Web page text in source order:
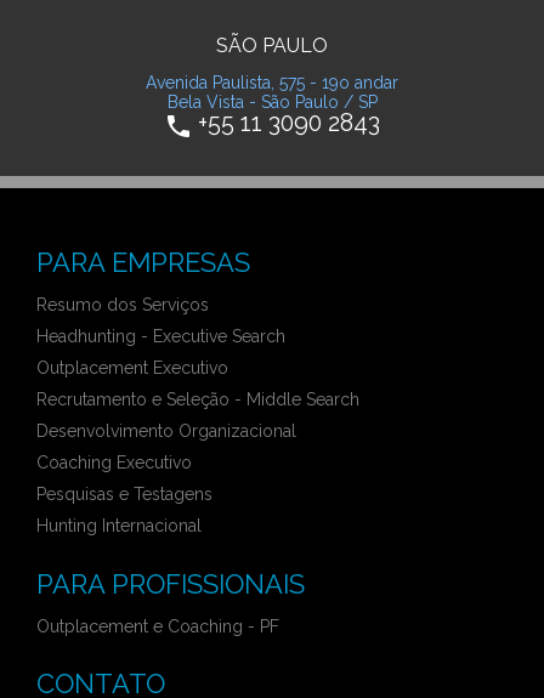
SÃO PAULO
Avenida Paulista, 575 - 19o andar
Bela Vista - São Paulo / SP
phone +55 11 3090 2843
PARA EMPRESAS
Resumo dos Serviços
Headhunting - Executive Search
Outplacement Executivo
Recrutamento e Seleção - Middle Search
Desenvolvimento Organizacional
Coaching Executivo
Pesquisas e Testagens
Hunting Internacional
PARA PROFISSIONAIS
Outplacement e Coaching - PF
CONTATO